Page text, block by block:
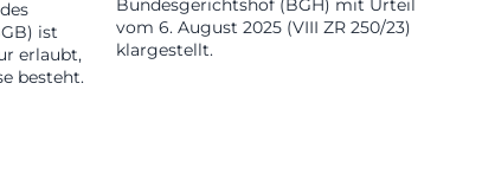
ist
erlaubt,
besteht.
Bundesgerichtshof (BGH) mit Urteil
vom 6. August 2025 (VIII ZR 250/23)
klargestellt.